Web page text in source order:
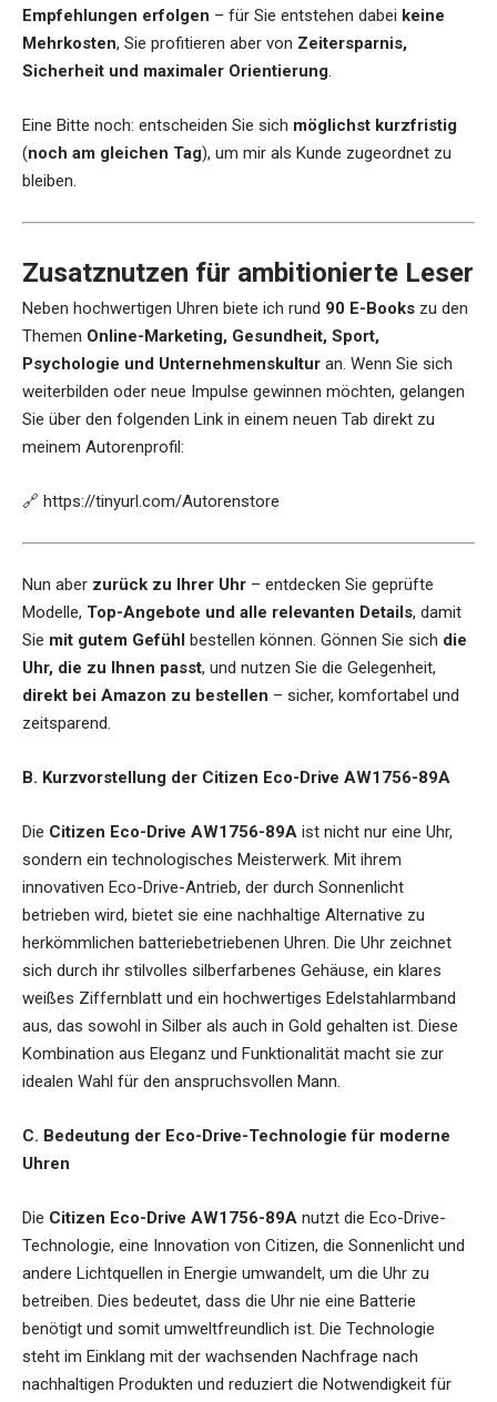
Empfehlungen erfolgen – für Sie entstehen dabei keine
Mehrkosten, Sie profitieren aber von Zeitersparnis,
Sicherheit und maximaler Orientierung.
Eine Bitte noch: entscheiden Sie sich möglichst kurzfristig
(noch am gleichen Tag), um mir als Kunde zugeordnet zu
bleiben.
Zusatznutzen für ambitionierte Leser
Neben hochwertigen Uhren biete ich rund 90 E-Books zu den
Themen Online-Marketing, Gesundheit, Sport,
Psychologie und Unternehmenskultur an. Wenn Sie sich
weiterbilden oder neue Impulse gewinnen möchten, gelangen
Sie über den folgenden Link in einem neuen Tab direkt zu
meinem Autorenprofil:
🔗 https://tinyurl.com/Autorenstore
Nun aber zurück zu Ihrer Uhr – entdecken Sie geprüfte
Modelle, Top-Angebote und alle relevanten Details, damit
Sie mit gutem Gefühl bestellen können. Gönnen Sie sich die
Uhr, die zu Ihnen passt, und nutzen Sie die Gelegenheit,
direkt bei Amazon zu bestellen – sicher, komfortabel und
zeitsparend.
B. Kurzvorstellung der Citizen Eco-Drive AW1756-89A
Die Citizen Eco-Drive AW1756-89A ist nicht nur eine Uhr,
sondern ein technologisches Meisterwerk. Mit ihrem
innovativen Eco-Drive-Antrieb, der durch Sonnenlicht
betrieben wird, bietet sie eine nachhaltige Alternative zu
herkömmlichen batteriebetriebenen Uhren. Die Uhr zeichnet
sich durch ihr stilvolles silberfarbenes Gehäuse, ein klares
weißes Ziffernblatt und ein hochwertiges Edelstahlarmband
aus, das sowohl in Silber als auch in Gold gehalten ist. Diese
Kombination aus Eleganz und Funktionalität macht sie zur
idealen Wahl für den anspruchsvollen Mann.
C. Bedeutung der Eco-Drive-Technologie für moderne
Uhren
Die Citizen Eco-Drive AW1756-89A nutzt die Eco-Drive-
Technologie, eine Innovation von Citizen, die Sonnenlicht und
andere Lichtquellen in Energie umwandelt, um die Uhr zu
betreiben. Dies bedeutet, dass die Uhr nie eine Batterie
benötigt und somit umweltfreundlich ist. Die Technologie
steht im Einklang mit der wachsenden Nachfrage nach
nachhaltigen Produkten und reduziert die Notwendigkeit für